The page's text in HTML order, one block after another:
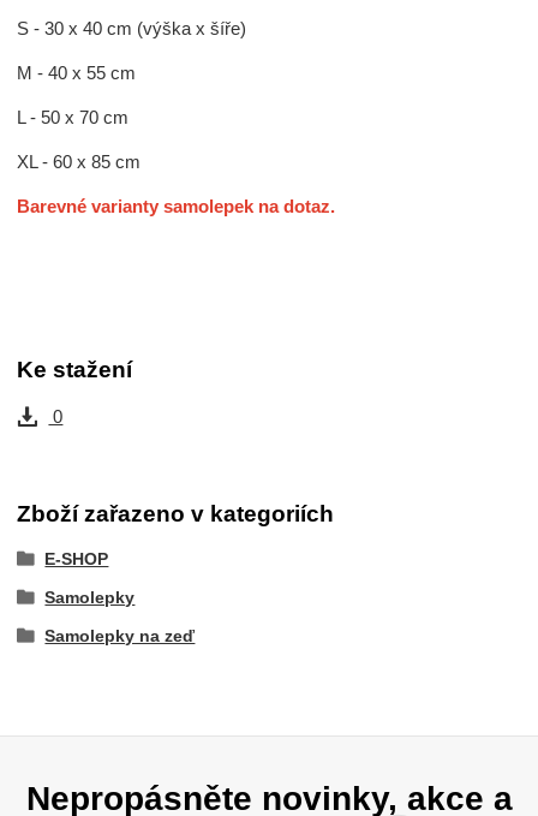
S - 30 x 40 cm (výška x šíře)
M - 40 x 55 cm
L - 50 x 70 cm
XL - 60 x 85 cm
Barevné varianty samolepek na dotaz.
Ke stažení
0
Zboží zařazeno v kategoriích
E-SHOP
Samolepky
Samolepky na zeď
Nepropásněte novinky, akce a